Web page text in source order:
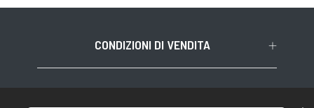
CONDIZIONI DI VENDITA